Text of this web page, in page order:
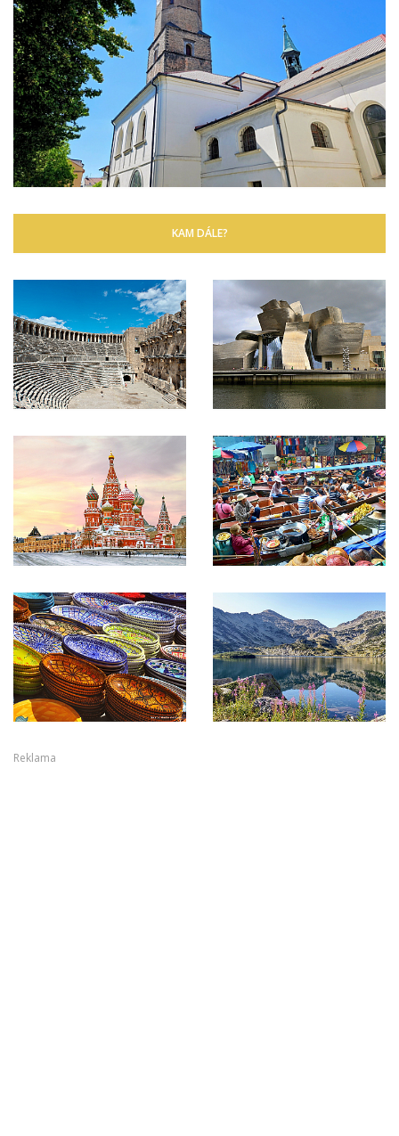
KAM DÁLE?
Reklama